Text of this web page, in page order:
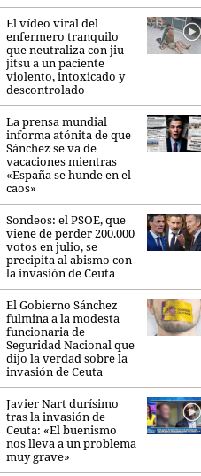
El vídeo viral del
enfermero tranquilo
que neutraliza con jiu-
jitsu a un paciente
violento, intoxicado y
descontrolado
La prensa mundial
informa atónita de que
Sánchez se va de
vacaciones mientras
«España se hunde en el
caos»
Sondeos: el PSOE, que
viene de perder 200.000
votos en julio, se
precipita al abismo con
la invasión de Ceuta
El Gobierno Sánchez
fulmina a la modesta
funcionaria de
Seguridad Nacional que
dijo la verdad sobre la
invasión de Ceuta
Javier Nart durísimo
tras la invasión de
Ceuta: «El buenismo
nos lleva a un problema
muy grave»